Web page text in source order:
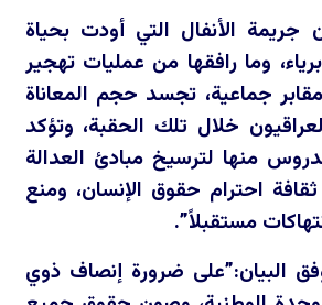
جريمة الأنفال التي أودت بحياة
وما رافقها من عمليات تهجير
جماعية، تجسد حجم المعاناة
خلال تلك الحقبة، وتؤكد
منها لترسيخ مبادئ العدالة
ثقافة احترام حقوق الإنسان، ومنع
مستقبلاً”.
البيان:”على ضرورة إنصاف ذوي